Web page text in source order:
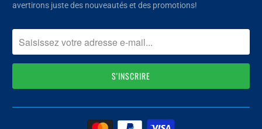
avertirons juste des nouveautés et des promotions!